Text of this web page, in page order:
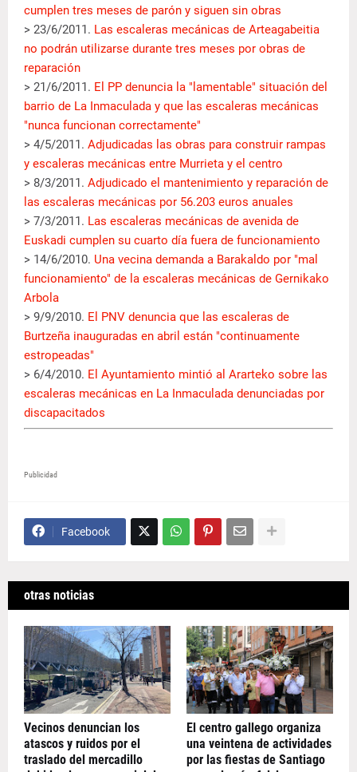
cumplen tres meses de parón y siguen sin obras
> 23/6/2011. Las escaleras mecánicas de Arteagabeitia
no podrán utilizarse durante tres meses por obras de
reparación
> 21/6/2011. El PP denuncia la "lamentable" situación del
barrio de La Inmaculada y que las escaleras mecánicas
"nunca funcionan correctamente"
> 4/5/2011. Adjudicadas las obras para construir rampas
y escaleras mecánicas entre Murrieta y el centro
> 8/3/2011. Adjudicado el mantenimiento y reparación de
las escaleras mecánicas por 56.203 euros anuales
> 7/3/2011. Las escaleras mecánicas de avenida de
Euskadi cumplen su cuarto día fuera de funcionamiento
> 14/6/2010. Una vecina demanda a Barakaldo por "mal
funcionamiento" de la escaleras mecánicas de Gernikako
Arbola
> 9/9/2010. El PNV denuncia que las escaleras de
Burtzeña inauguradas en abril están "continuamente
estropeadas"
> 6/4/2010. El Ayuntamiento mintió al Ararteko sobre las
escaleras mecánicas en La Inmaculada denunciadas por
discapacitados
Publicidad
Facebook
otras noticias
Vecinos denuncian los
atascos y ruidos por el
traslado del mercadillo
El centro gallego organiza
una veintena de actividades
por las fiestas de Santiago